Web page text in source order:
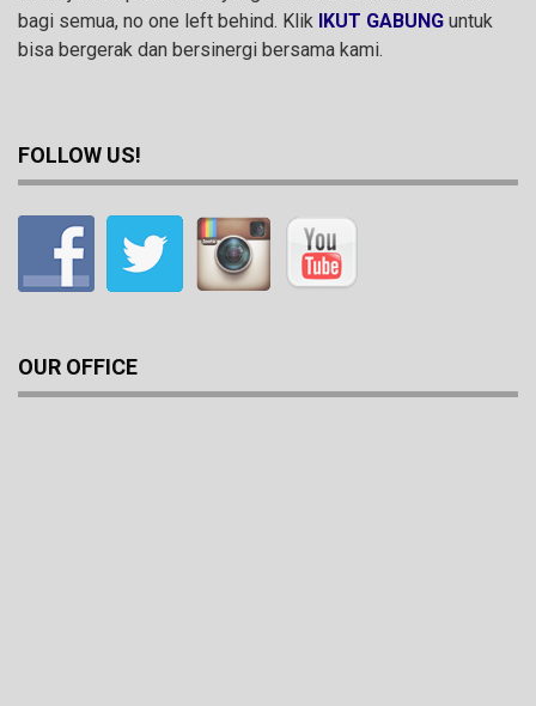
bagi semua, no one left behind. Klik IKUT GABUNG untuk
bisa bergerak dan bersinergi bersama kami.
FOLLOW US!
OUR OFFICE